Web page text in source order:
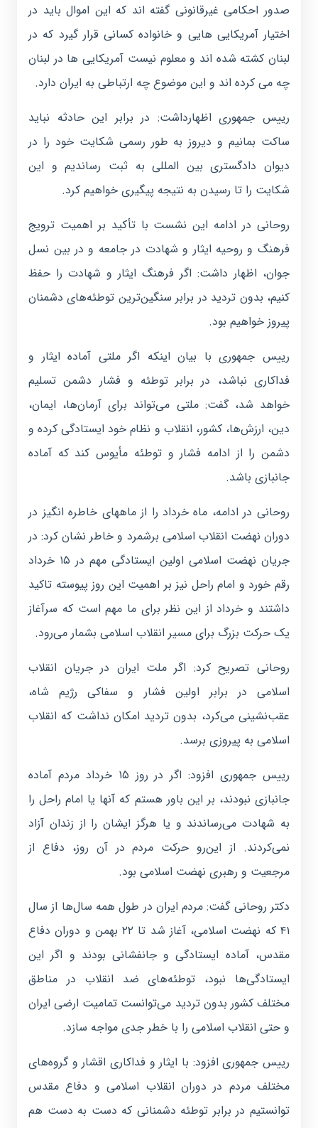
صدور احکامی غیرقانونی گفته اند که این اموال باید در
اختیار آمریکایی هایی و خانواده کسانی قرار گیرد که در
لبنان کشته شده اند و معلوم نیست آمریکایی ها در لبنان
چه می کرده اند و این موضوع چه ارتباطی به ایران دارد.
رییس جمهوری اظهارداشت: در برابر این حادثه نباید
ساکت بمانیم و دیروز به طور رسمی شکایت خود را در
دیوان دادگستری بین المللی به ثبت رساندیم و این
شکایت را تا رسیدن به نتیجه پیگیری خواهیم کرد.
روحانی در ادامه این نشست با تأکید بر اهمیت ترویج
فرهنگ و روحیه ایثار و شهادت در جامعه و در بین نسل
جوان، اظهار داشت: اگر فرهنگ ایثار و شهادت را حفظ
کنیم، بدون تردید در برابر سنگین‌ترین توطئه‌های دشمنان
پیروز خواهیم بود.
رییس جمهوری با بیان اینکه اگر ملتی آماده ایثار و
فداکاری نباشد، در برابر توطئه و فشار دشمن تسلیم
خواهد شد، گفت: ملتی می‌تواند برای آرمان‌ها، ایمان،
دین، ارزش‌ها، کشور، انقلاب و نظام‌ خود ایستادگی کرده و
دشمن را از ادامه فشار و توطئه مأیوس کند که آماده
جانبازی باشد.
روحانی در ادامه، ماه خرداد را از ماههای خاطره انگیز در
دوران نهضت انقلاب اسلامی برشمرد و خاطر نشان کرد: در
جریان نهضت اسلامی اولین ایستادگی مهم در ۱۵ خرداد
رقم خورد و امام راحل نیز بر اهمیت این روز پیوسته تاکید
داشتند و خرداد از این نظر برای ما مهم است که سرآغاز
یک حرکت بزرگ برای مسیر انقلاب اسلامی بشمار می‌رود.
روحانی تصریح کرد: اگر ملت ایران در جریان انقلاب
اسلامی در برابر اولین فشار و سفاکی رژیم شاه،
عقب‌نشینی می‌کرد، بدون تردید امکان نداشت که انقلاب
اسلامی به پیروزی برسد.
رییس جمهوری افزود: اگر در روز ۱۵ خرداد مردم آماده
جانبازی نبودند، بر این باور هستم که آنها یا امام راحل را
به شهادت می‌رساندند و یا هرگز ایشان را از زندان آزاد
نمی‌کردند. از این‌رو حرکت مردم در آن روز، دفاع از
مرجعیت و رهبری نهضت اسلامی بود.
دکتر روحانی گفت: مردم ایران در طول همه سال‌ها از سال
۴۱ که نهضت اسلامی، آغاز شد تا ۲۲ بهمن و دوران دفاع
مقدس، آماده ایستادگی و جانفشانی بودند و اگر این
ایستادگی‌ها نبود، توطئه‌های ضد انقلاب در مناطق
مختلف کشور بدون تردید می‌توانست تمامیت ارضی ایران
و حتی انقلاب اسلامی را با خطر جدی مواجه سازد.
رییس جمهوری افزود: با ایثار و فداکاری اقشار و گروه‌های
مختلف مردم در دوران انقلاب اسلامی و دفاع مقدس
توانستیم در برابر توطئه دشمنانی که دست به دست هم